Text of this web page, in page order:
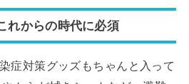
れからの時代に必須
症対策グッズもちゃんと入って